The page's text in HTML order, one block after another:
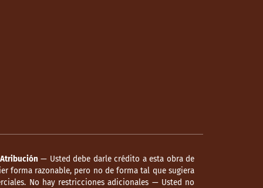
Atribución — Usted debe darle crédito a esta obra de
forma razonable, pero no de forma tal que sugiera
No hay restricciones adicionales — Usted no